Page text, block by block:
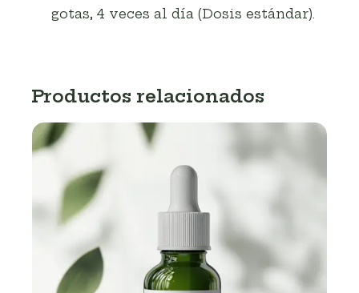
gotas, 4 veces al día (Dosis estándar).
Productos relacionados